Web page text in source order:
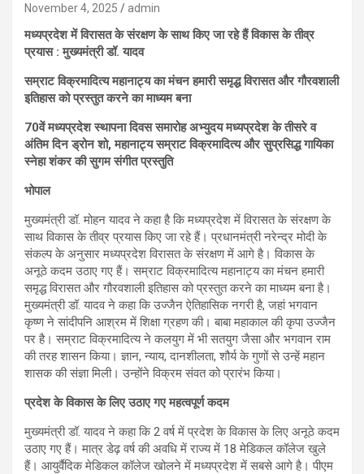
November 4, 2025 admin
मध्यप्रदेश में विरासत के संरक्षण के साथ किए जा रहे हैं विकास के तीव्र
प्रयास : मुख्यमंत्री डॉ. यादव
सम्राट विक्रमादित्य महानाट्य का मंचन हमारी समृद्ध विरासत और गौरवशाली
इतिहास को प्रस्तुत करने का माध्यम बना
70वें मध्यप्रदेश स्थापना दिवस समारोह अभ्युदय मध्यप्रदेश के तीसरे व
अंतिम दिन ड्रोन शो, महानाट्य सम्राट विक्रमादित्य और सुप्रसिद्ध गायिका
स्नेहा शंकर की सुगम संगीत प्रस्तुति
भोपाल
मुख्यमंत्री डॉ. मोहन यादव ने कहा है कि मध्यप्रदेश में विरासत के संरक्षण के
साथ विकास के तीव्र प्रयास किए जा रहे हैं। प्रधानमंत्री नरेन्द्र मोदी के
संकल्प के अनुसार मध्यप्रदेश विरासत के संरक्षण में आगे है। विकास के
अनूठे कदम उठाए गए हैं। सम्राट विक्रमादित्य महानाट्य का मंचन हमारी
समृद्ध विरासत और गौरवशाली इतिहास को प्रस्तुत करने का माध्यम बना है।
मुख्यमंत्री डॉ. यादव ने कहा कि उज्जैन ऐतिहासिक नगरी है, जहां भगवान
कृष्ण ने सांदीपनि आश्रम में शिक्षा ग्रहण की। बाबा महाकाल की कृपा उज्जैन
पर है। सम्राट विक्रमादित्य ने कलयुग में भी सतयुग जैसा और भगवान राम
की तरह शासन किया। ज्ञान, न्याय, दानशीलता, शौर्य के गुणों से उन्हें महान
शासक की संज्ञा मिली। उन्होंने विक्रम संवत को प्रारंभ किया।
प्रदेश के विकास के लिए उठाए गए महत्वपूर्ण कदम
मुख्यमंत्री डॉ. यादव ने कहा कि 2 वर्ष में प्रदेश के विकास के लिए अनूठे कदम
उठाए गए हैं। मात्र डेढ़ वर्ष की अवधि में राज्य में 18 मेडिकल कॉलेज खुले
हैं। आयुर्वैदिक मेडिकल कॉलेज खोलने में मध्यप्रदेश में सबसे आगे है। पीएम